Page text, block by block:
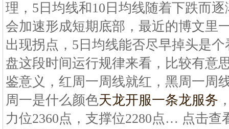
理，5日均线和10日均线随着下跌而
会加速形成短期底部，最近的博文里
出现拐点，5日均线能否尽早掉头是
盘这段时间运行规律来看，比较有意
鉴意义，红周一周线就红，黑周一周
周一是什么颜色天龙开服一条龙服务
力位2360点，支撑位2280点… 点击查